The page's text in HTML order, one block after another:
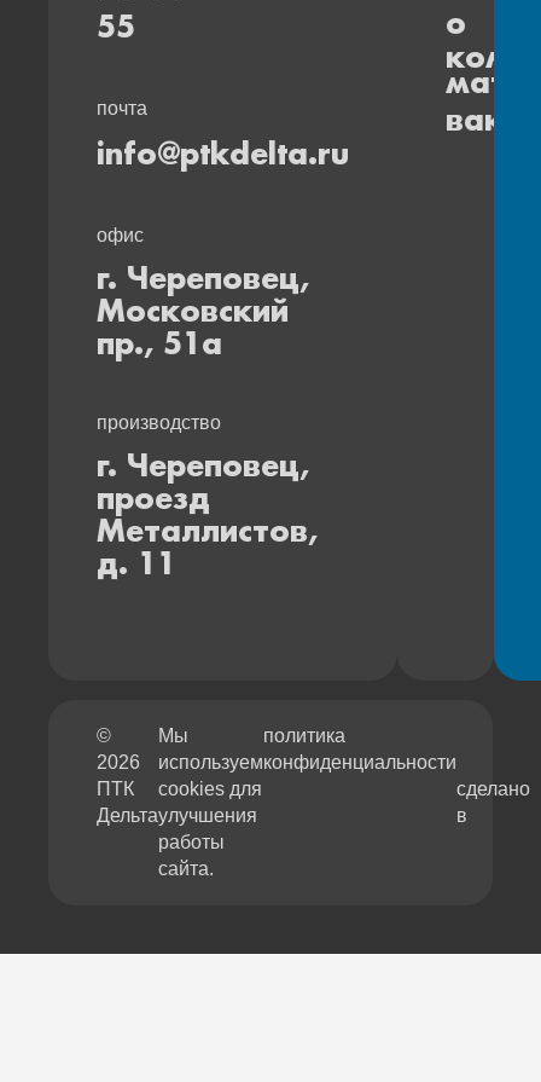
55
почта
info@ptkdelta.ru
офис
г. Череповец,
Московский
пр., 51а
производство
г. Череповец,
проезд
Металлистов,
д. 11
о
©
2026
ПТК
Дельта
Мы
используем
cookies для
улучшения
работы
сайта.
политика
конфиденциальности
сделано
в